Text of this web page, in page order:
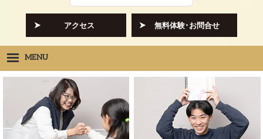
アクセス 無料体験･お問合せ
MENU
HOPE
クラス紹介 CLASS
先生紹介 INSTRUCTORS